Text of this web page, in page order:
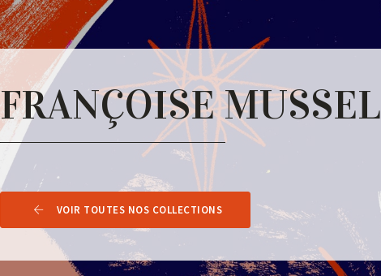
FRANÇOISE MUSSEL
VOIR TOUTES NOS COLLECTIONS